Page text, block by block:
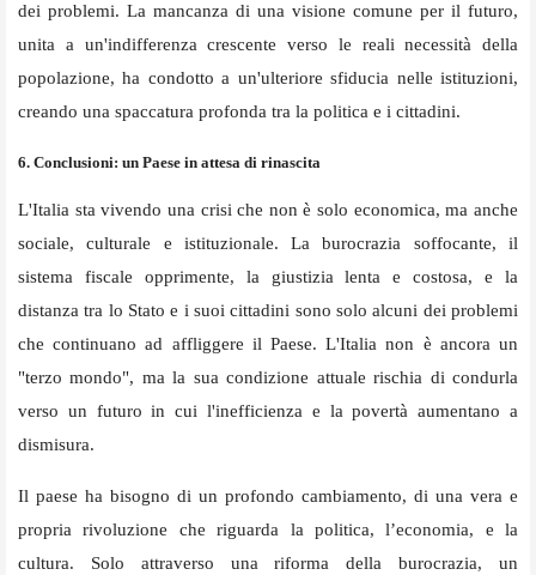
dei problemi. La mancanza di una visione comune per il futuro,
unita a un'indifferenza crescente verso le reali necessità della
popolazione, ha condotto a un'ulteriore sfiducia nelle istituzioni,
creando una spaccatura profonda tra la politica e i cittadini.
6. Conclusioni: un Paese in attesa di rinascita
L'Italia sta vivendo una crisi che non è solo economica, ma anche
sociale, culturale e istituzionale. La burocrazia soffocante, il
sistema fiscale opprimente, la giustizia lenta e costosa, e la
distanza tra lo Stato e i suoi cittadini sono solo alcuni dei problemi
che continuano ad affliggere il Paese. L'Italia non è ancora un
"terzo mondo", ma la sua condizione attuale rischia di condurla
verso un futuro in cui l'inefficienza e la povertà aumentano a
dismisura.
Il paese ha bisogno di un profondo cambiamento, di una vera e
propria rivoluzione che riguarda la politica, l’economia, e la
cultura. Solo attraverso una riforma della burocrazia, un